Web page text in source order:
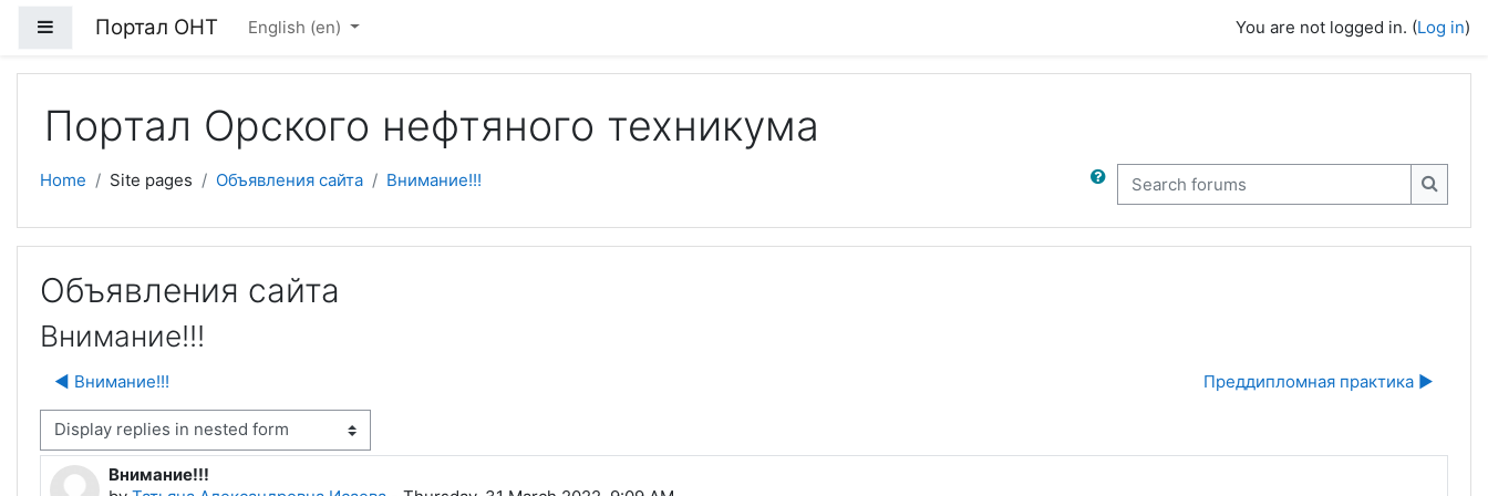
Side panel
Портал ОНТ English ‎(en)‎ You are not logged in. (Log in)
Портал Орского нефтяного техникума
Home Site pages Объявления сайта Внимание!!!
Search forums
Объявления сайта
Внимание!!!
◀︎ Внимание!!! Преддипломная практика ▶︎
mode
Внимание!!!
Number of replies: 0